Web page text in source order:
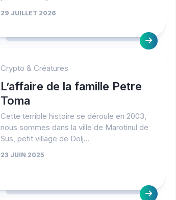
29 JUILLET 2026
Crypto & Créatures
L’affaire de la famille Petre
Toma
Cette terrible histoire se déroule en 2003,
nous sommes dans la ville de Marotinul de
Sus, petit village de Dolj...
23 JUIN 2025